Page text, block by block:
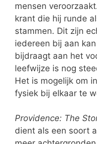
mensen
krant die hij runde
stammen. Dit zijn
iedereen bij aan
bijdraagt aan het
leefwijze is nog
Het is mogelijk om
fysiek bij elkaar te
Providence: The
dient als een soort